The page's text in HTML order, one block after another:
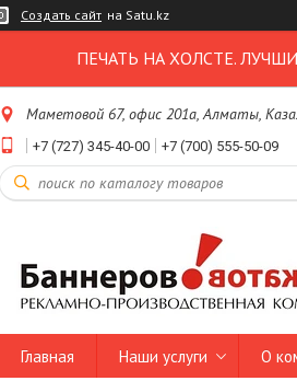
Создать сайт на Satu.kz
ПЕЧАТЬ НА ХОЛСТЕ.
Маметовой 67, офис 201а, Алматы,
+7 (727) 345-40-00 +7 (700) 555-50-09
Главная Наши услуги О